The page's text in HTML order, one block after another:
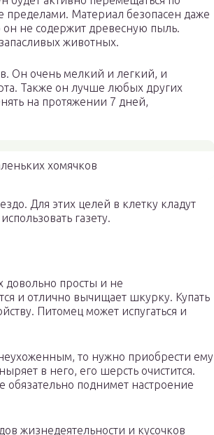
пределами. Материал безопасен даже
он не содержит древесную пыль.
животных.
Он очень мелкий и легкий, и
Также он лучше любых других
на протяжении 7 дней,
хомячков
Для этих целей в клетку кладут
газету.
довольно просты и не
и отлично вычищает шкурку. Купать
Питомец может испугаться и
то нужно приобрести ему
в него, его шерсть очистится.
обязательно поднимет настроение
жизнедеятельности и кусочков